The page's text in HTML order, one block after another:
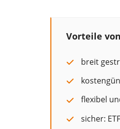
Vorteile von
breit
flexibel
sicher: